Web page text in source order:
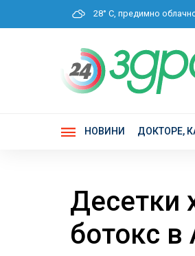
28° C, предимно
НОВИНИ ДОКТОРЕ,
Десетки
ботокс в